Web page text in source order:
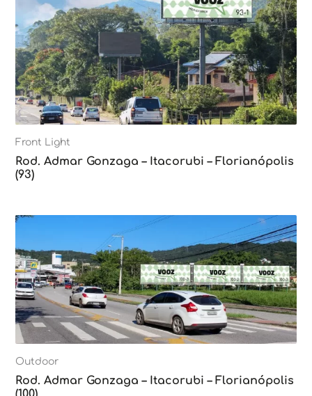
Front Light
Rod. Admar Gonzaga – Itacorubi – Florianópolis
(93)
Outdoor
Rod. Admar Gonzaga – Itacorubi – Florianópolis